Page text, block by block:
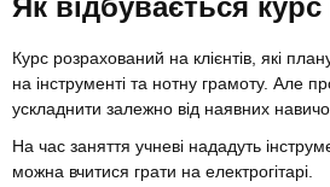
Як відбувається курс
Курс розрахований на клієнтів, які
на інструменті та нотну грамоту. Але
ускладнити залежно від наявних
На час заняття учневі нададуть
можна вчитися грати на електрогітарі.